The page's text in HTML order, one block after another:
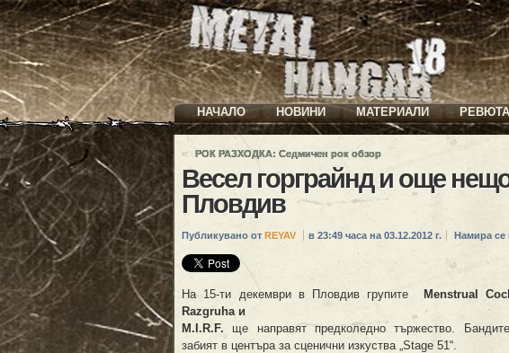
НАЧАЛО НОВИНИ МАТЕРИАЛИ РЕВЮТА
« РОК РАЗХОДКА: Седмичен рок обзор
Весел горграйнд и още
Пловдив
Публикувано от REYAV в 23:49 часа на 03.12.2012 г. Намира се
На 15-ти декември в Пловдив групите
Menstrual
Razgruha и
M.I.R.F. ще направят предколедно тържество.
забият в центъра за сценични изкуства „Stage 51“.